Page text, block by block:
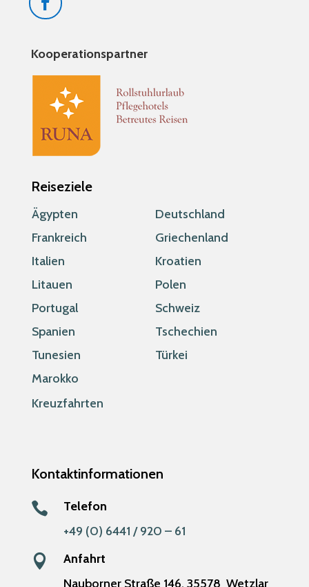
Kooperationspartner
Reiseziele
Ägypten
Deutschland
Frankreich
Griechenland
Italien
Kroatien
Litauen
Polen
Portugal
Schweiz
Spanien
Tschechien
Tunesien
Türkei
Marokko
Kreuzfahrten
Kontaktinformationen

Telefon
+49 (0) 6441 / 920 – 61

Anfahrt
Nauborner Straße 146, 35578 Wetzlar